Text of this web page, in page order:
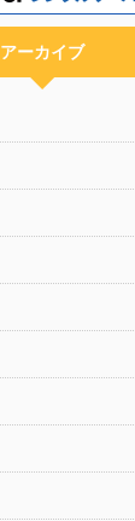
アーカイブ